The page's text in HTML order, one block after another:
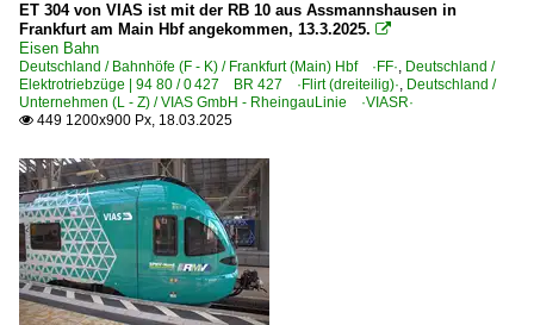
ET 304 von VIAS ist mit der RB 10 aus Assmannshausen in
Frankfurt am Main Hbf angekommen, 13.3.2025. 
Eisen Bahn
Deutschland / Bahnhöfe (F - K) / Frankfurt (Main) Hbf ·FF·, Deutschland /
Elektrotriebzüge | 94 80 / 0 427 BR 427 ·Flirt (dreiteilig)·, Deutschland /
Unternehmen (L - Z) / VIAS GmbH - RheingauLinie ·VIASR·
 449 1200x900 Px, 18.03.2025